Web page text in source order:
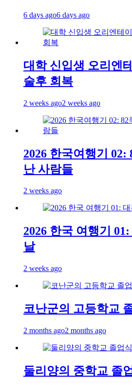
6 days ago6 days ago
대학 신입생 오리엔
술후 회복
2 weeks ago2 weeks ago
2026 한국여행기 02:
난 사람들
2 weeks ago
2026 한국 여행기
날
2 weeks ago
코난군의 고등학교
2 months ago2 months ago
둘리양의 중학교 졸